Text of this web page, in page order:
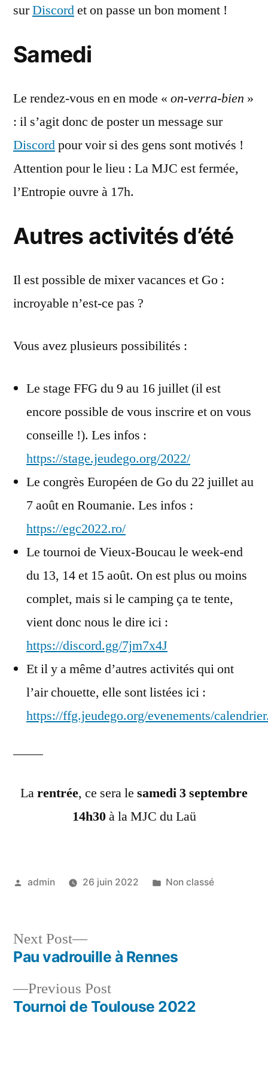
surDiscordet on passe un bon moment !
Samedi
Le rendez-vous en en mode « on-verra-bien »
: il s’agit donc de poster un message sur
Discordpour voir si des gens sont motivés !
Attention pour le lieu : La MJC est fermée,
l’Entropie ouvre à 17h.
Autres activités d’été
Il est possible de mixer vacances et Go :
incroyable n’est-ce pas ?
Vous avez plusieurs possibilités :
Le stage FFG du 9 au 16 juillet (il est
encore possible de vous inscrire et on vous
conseille !). Les infos :
https://stage.jeudego.org/2022/
Le congrès Européen de Go du 22 juillet au
7 août en Roumanie. Les infos :
https://egc2022.ro/
Le tournoi de Vieux-Boucau le week-end
du 13, 14 et 15 août. On est plus ou moins
complet, mais si le camping ça te tente,
vient donc nous le dire ici :
https://discord.gg/7jm7x4J
Et il y a même d’autres activités qui ont
l’air chouette, elle sont listées ici :
https://ffg.jeudego.org/evenements/
Larentrée, ce sera le samedi 3 septembre
14h30à la MJC du Laü
Posted
admin 26 juin 2022
Posted
Non classé
Navigation
dePrevious PostPrevious
post:
Tournoi de Toulouse 2022
Next Post
Next
post:
Pau vadrouille à Rennes